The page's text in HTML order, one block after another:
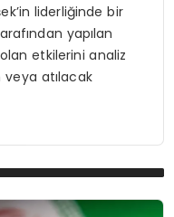
liderliğinde bir
yapılan
etkilerini analiz
veya atılacak